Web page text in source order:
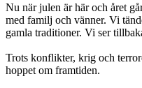
Nu när julen är här och året
med familj och vänner. Vi
gamla traditioner. Vi ser
Trots konflikter, krig och
hoppet om framtiden.